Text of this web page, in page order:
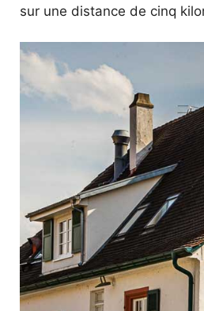
sur une distance de cinq